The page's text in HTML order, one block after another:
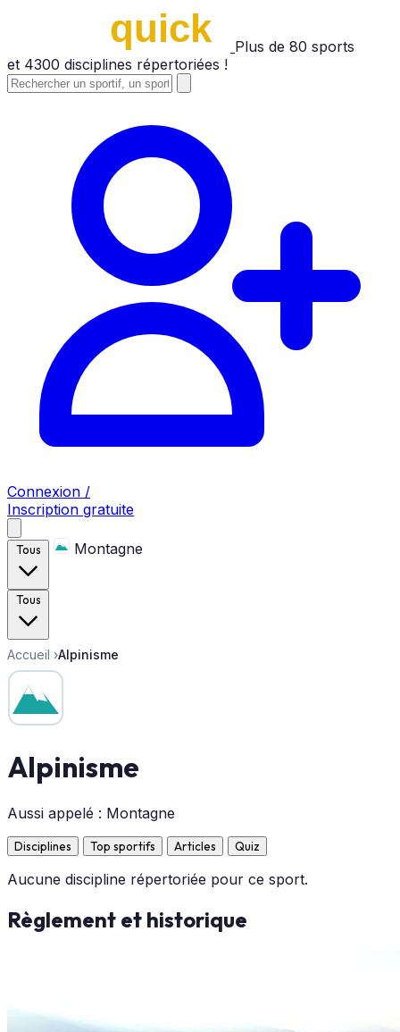
Plus de 80 sports
et 4300 disciplines répertoriées !
Connexion /
Inscription gratuite
Tous Montagne
Tous
Accueil ›Alpinisme
Alpinisme
Aussi appelé : Montagne
Disciplines Top sportifs Articles Quiz
Aucune discipline répertoriée pour ce sport.
Règlement et historique